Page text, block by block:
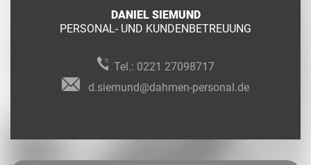
DANIEL SIEMUND
PERSONAL- UND KUNDENBETREUUNG
Tel.: 0221 27098717
d.siemund@dahmen-personal.de